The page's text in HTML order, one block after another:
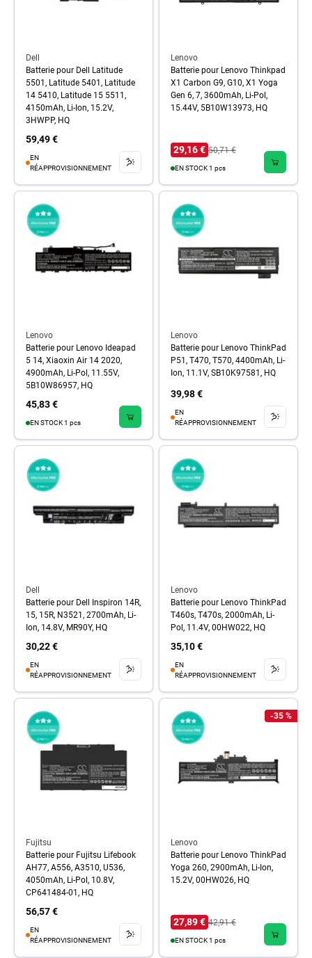
Dell
Batterie pour Dell Latitude
5501, Latitude 5401, Latitude
14 5410, Latitude 15 5511,
4150mAh, Li-Ion, 15.2V,
3HWPP, HQ
59,49 €
EN
RÉAPPROVISIONNEMENT
Lenovo
Batterie pour Lenovo Thinkpad
X1 Carbon G9, G10, X1 Yoga
Gen 6, 7, 3600mAh, Li-Pol,
15.44V, 5B10W13973, HQ
29,16 € 50,71 €
EN STOCK 1 pcs
Lenovo
Batterie pour Lenovo Ideapad
5 14, Xiaoxin Air 14 2020,
4900mAh, Li-Pol, 11.55V,
5B10W86957, HQ
45,83 €
EN STOCK 1 pcs
Lenovo
Batterie pour Lenovo ThinkPad
P51, T470, T570, 4400mAh, Li-
Ion, 11.1V, SB10K97581, HQ
39,98 €
EN
RÉAPPROVISIONNEMENT
Dell
Batterie pour Dell Inspiron 14R,
15, 15R, N3521, 2700mAh, Li-
Ion, 14.8V, MR90Y, HQ
30,22 €
EN
RÉAPPROVISIONNEMENT
Lenovo
Batterie pour Lenovo ThinkPad
T460s, T470s, 2000mAh, Li-
Pol, 11.4V, 00HW022, HQ
35,10 €
EN
RÉAPPROVISIONNEMENT
Fujitsu
Batterie pour Fujitsu Lifebook
AH77, A556, A3510, U536,
4050mAh, Li-Pol, 10.8V,
CP641484-01, HQ
56,57 €
EN
RÉAPPROVISIONNEMENT
-35 %
Lenovo
Batterie pour Lenovo ThinkPad
Yoga 260, 2900mAh, Li-Ion,
15.2V, 00HW026, HQ
27,89 € 42,91 €
EN STOCK 1 pcs